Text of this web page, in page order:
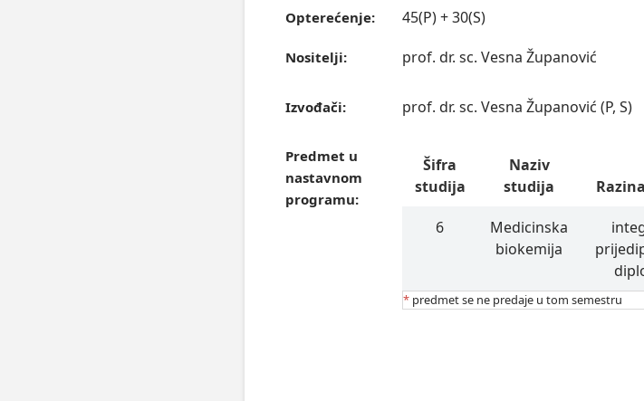
Opterećenje: 45(P) + 30(S)
Nositelji: prof. dr. sc. Vesna Županović
Izvođači: prof. dr. sc. Vesna Županović (P, S)
Predmet u
nastavnom
programu:
Šifra
studija
Naziv
studija
6
Medicinska
biokemija
* predmet se ne predaje u tom semestru